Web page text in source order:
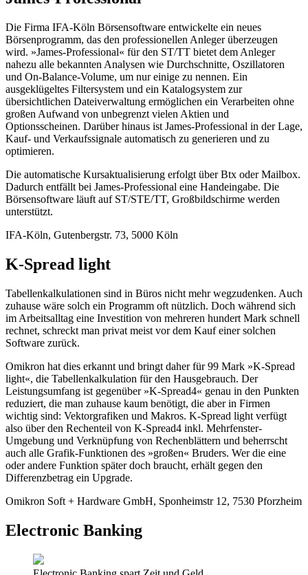
Die Firma IFA-Köln Börsensoftware entwickelte ein neues
Börsenprogramm, das den professionellen Anleger überzeugen
wird. »James-Professional« für den ST/TT bietet dem Anleger
nahezu alle bekannten Analysen wie Durchschnitte, Oszillatoren
und On-Balance-Volume, um nur einige zu nennen. Ein
ausgeklügeltes Filtersystem und ein Katalogsystem zur
übersichtlichen Dateiverwaltung ermöglichen ein Verarbeiten ohne
großen Aufwand von unbegrenzt vielen Aktien und
Optionsscheinen. Darüber hinaus ist James-Professional in der Lage,
Kauf- und Verkaufssignale automatisch zu generieren und zu
optimieren.
Die automatische Kursaktualisierung erfolgt über Btx oder Mailbox.
Dadurch entfällt bei James-Professional eine Handeingabe. Die
Börsensoftware läuft auf ST/STE/TT, Großbildschirme werden
unterstützt.
IFA-Köln, Gutenbergstr. 73, 5000 Köln
K-Spread light
Tabellenkalkulationen sind in Büros nicht mehr wegzudenken. Auch
zuhause wäre solch ein Programm oft nützlich. Doch während sich
im Arbeitsalltag eine Investition von mehreren hundert Mark schnell
rechnet, schreckt man privat meist vor dem Kauf einer solchen
Software zurück.
Omikron hat dies erkannt und bringt daher für 99 Mark »K-Spread
light«, die Tabellenkalkulation für den Hausgebrauch. Der
Leistungsumfang ist gegenüber »K-Spread4« genau in den Punkten
reduziert, die man zuhause kaum benötigt, die aber in Firmen
wichtig sind: Vektorgrafiken und Makros. K-Spread light verfügt
also über den Rechenteil von K-Spread4 inkl. Mehrfenster-
Umgebung und Verknüpfung von Rechenblättern und beherrscht
auch alle Grafik-Funktionen des »großen« Bruders. Wer die eine
oder andere Funktion später doch braucht, erhält gegen den
Differenzbetrag ein Upgrade.
Omikron Soft + Hardware GmbH, Sponheimstr 12, 7530 Pforzheim
Electronic Banking